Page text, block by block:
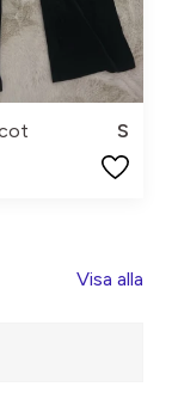
S
Visa alla